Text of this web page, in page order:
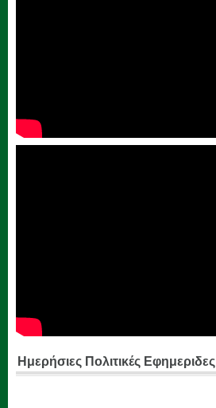
Ημερήσιες Πολιτικές Εφημεριδες